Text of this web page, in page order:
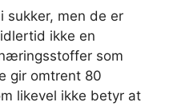
sukker, men de er
ikke en
som
gir omtrent 80
likevel ikke betyr at